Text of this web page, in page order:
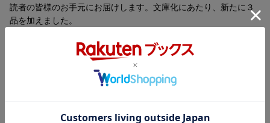
読者の皆様のお手元にお届けします。文庫化にあたり、新たに３
品を加えました。
目次（「BOOK」データベースより）
堪忍袋の緒／舌鼓／左うちわ／相槌／口車／先輩風／地獄耳／一
ー／語り草／鬼に金棒／助け舟／無鉄砲／転ばぬ先の杖／金字塔
／目から落ちたうろこ／おかんむり／一筋縄／冥途の土産／腹時